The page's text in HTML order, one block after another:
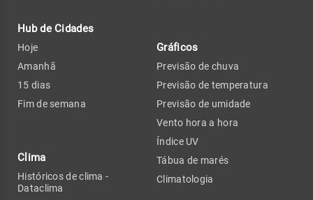
Hub de Cidades
Hoje
Amanhã
15 dias
Fim de semana
Clima
Históricos de clima -
Dataclima
Gráficos
Previsão de chuva
Previsão de temperatura
Previsão de umidade
Vento hora a hora
Índice UV
Tábua de marés
Climatologia